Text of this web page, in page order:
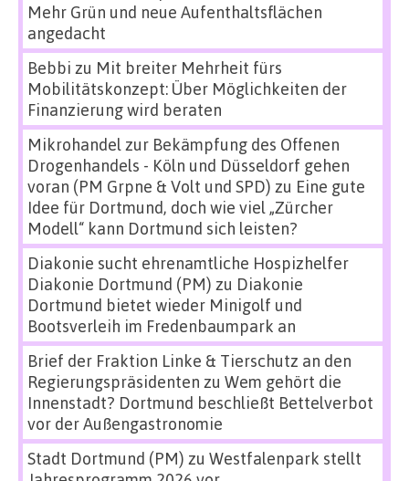
Mehr Grün und neue Aufenthaltsflächen
angedacht
Bebbi zu Mit breiter Mehrheit fürs
Mobilitätskonzept: Über Möglichkeiten der
Finanzierung wird beraten
Mikrohandel zur Bekämpfung des Offenen
Drogenhandels - Köln und Düsseldorf gehen
voran (PM Grpne & Volt und SPD) zu Eine gute
Idee für Dortmund, doch wie viel „Zürcher
Modell“ kann Dortmund sich leisten?
Diakonie sucht ehrenamtliche Hospizhelfer
Diakonie Dortmund (PM) zu Diakonie
Dortmund bietet wieder Minigolf und
Bootsverleih im Fredenbaumpark an
Brief der Fraktion Linke & Tierschutz an den
Regierungspräsidenten zu Wem gehört die
Innenstadt? Dortmund beschließt Bettelverbot
vor der Außengastronomie
Stadt Dortmund (PM) zu Westfalenpark stellt